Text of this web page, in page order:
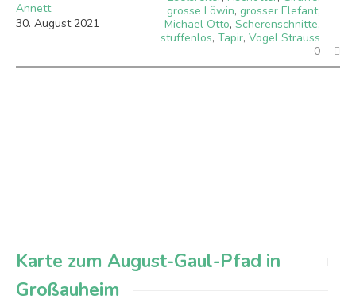
Annett
30. August 2021
grosse Löwin, grosser Elefant,
Michael Otto, Scherenschnitte,
stuffenlos, Tapir, Vogel Strauss
0
Karte zum August-Gaul-Pfad in
Großauheim